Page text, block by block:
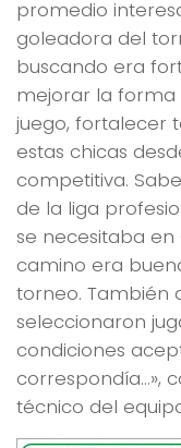
promedio
goleadora del
buscando era
mejorar la forma
juego, fortalecer
estas chicas
competitiva.
de la liga
se necesitaba en
camino era
torneo. También
seleccionaron
condiciones
correspondía…»,
técnico del